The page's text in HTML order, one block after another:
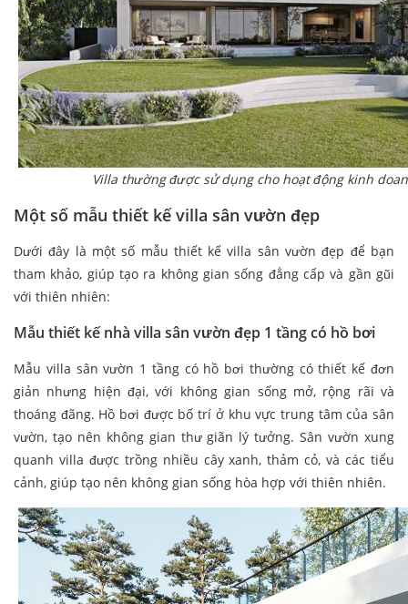
Villa thường được sử dụng cho hoạt động kinh
Một số mẫu thiết kế villa sân vườn đẹp
Dưới đây là một số mẫu thiết kế villa sân vườn đẹp để bạn
tham khảo, giúp tạo ra không gian sống đẳng cấp và gần gũi
với thiên nhiên:
Mẫu thiết kế nhà villa sân vườn đẹp 1 tầng có hồ bơi
Mẫu villa sân vườn 1 tầng có hồ bơi thường có thiết kế đơn
giản nhưng hiện đại, với không gian sống mở, rộng rãi và
thoáng đãng. Hồ bơi được bố trí ở khu vực trung tâm của sân
vườn, tạo nên không gian thư giãn lý tưởng. Sân vườn xung
quanh villa được trồng nhiều cây xanh, thảm cỏ, và các tiểu
cảnh, giúp tạo nên không gian sống hòa hợp với thiên nhiên.